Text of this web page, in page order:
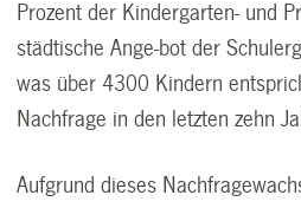
Prozent der Kindergarten- und
städtische Ange-bot der
was über 4300 Kindern
Nachfrage in den letzten zehn
Aufgrund dieses